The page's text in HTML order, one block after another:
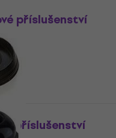
příslušenství
příslušenství